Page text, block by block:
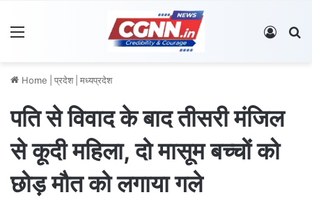
Log In
Home प्रदेश मध्यप्रदेश
पति से विवाद के बाद तीसरी मंजिल
से कूदी महिला, दो मासूम बच्चों को
छोड़ मौत को लगाया गले